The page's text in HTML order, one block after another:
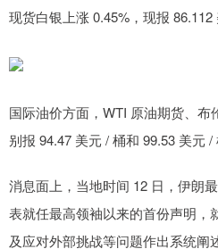
现货白银上涨 0.45%，现报 86.112
国际油价方面，WTI 原油期货、布
别报 94.47 美元 / 桶和 99.53 美元 /
消息面上，当地时间 12 日，伊朗
表就任最高领袖以来的首份声明，
及应对外部挑战等问题作出系统阐